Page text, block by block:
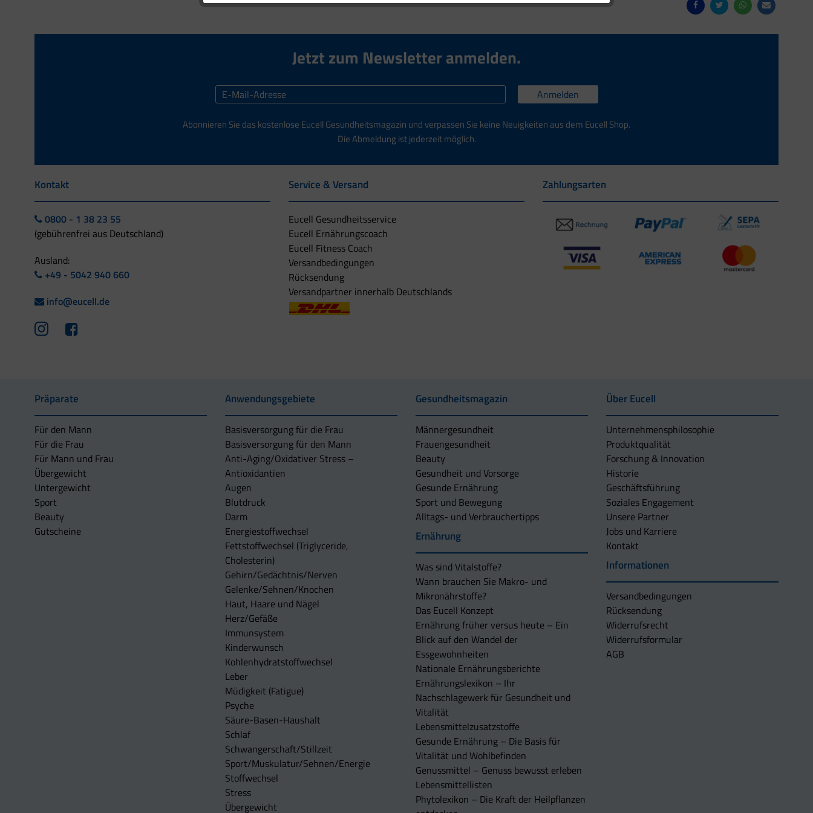
Jetzt zum Newsletter anmelden.
Anmelden
Abonnieren Sie das kostenlose Eucell Gesundheitsmagazin und verpassen Sie keine Neuigkeiten aus dem Eucell Shop.
Die Abmeldung ist jederzeit möglich.
Kontakt
0800 - 1 38 23 55
(gebührenfrei aus Deutschland)
Ausland:
+49 - 5042 940 660
info@eucell.de
Service & Versand
Eucell Gesundheitsservice
Eucell Ernährungscoach
Eucell Fitness Coach
Versandbedingungen
Rücksendung
Versandpartner innerhalb Deutschlands
Zahlungsarten
Präparate
Für den Mann
Für die Frau
Für Mann und Frau
Übergewicht
Untergewicht
Sport
Beauty
Gutscheine
Anwendungsgebiete
Basisversorgung für die Frau
Basisversorgung für den Mann
Anti-Aging/Oxidativer Stress –
Antioxidantien
Augen
Blutdruck
Darm
Energiestoffwechsel
Fettstoffwechsel (Triglyceride,
Cholesterin)
Gehirn/Gedächtnis/Nerven
Gelenke/Sehnen/Knochen
Haut, Haare und Nägel
Herz/Gefäße
Immunsystem
Kinderwunsch
Kohlenhydratstoffwechsel
Leber
Müdigkeit (Fatigue)
Psyche
Säure-Basen-Haushalt
Schlaf
Schwangerschaft/Stillzeit
Sport/Muskulatur/Sehnen/Energie
Stoffwechsel
Stress
Übergewicht
Gesundheitsmagazin
Männergesundheit
Frauengesundheit
Beauty
Gesundheit und Vorsorge
Gesunde Ernährung
Sport und Bewegung
Alltags- und Verbrauchertipps
Ernährung
Was sind Vitalstoffe?
Wann brauchen Sie Makro- und
Mikronährstoffe?
Das Eucell Konzept
Ernährung früher versus heute – Ein
Blick auf den Wandel der
Essgewohnheiten
Nationale Ernährungsberichte
Ernährungslexikon – Ihr
Nachschlagewerk für Gesundheit und
Vitalität
Lebensmittelzusatzstoffe
Gesunde Ernährung – Die Basis für
Vitalität und Wohlbefinden
Genussmittel – Genuss bewusst erleben
Lebensmittellisten
Phytolexikon – Die Kraft der Heilpflanzen
Über Eucell
Unternehmens­philosophie
Produktqualität
Forschung & Innovation
Historie
Geschäftsführung
Soziales Engagement
Unsere Partner
Jobs und Karriere
Kontakt
Informationen
Versandbedingungen
Rücksendung
Widerrufsrecht
Widerrufsformular
AGB